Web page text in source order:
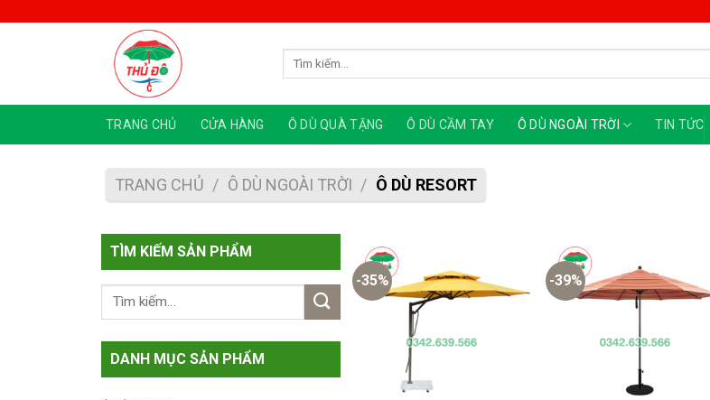
Tìm
TRANG CHỦ CỬA HÀNG Ô DÙ QUÀ TẶNG Ô DÙ CẦM TAY Ô DÙ NGOÀI TRỜI TIN TỨC
TRANG CHỦ / Ô DÙ NGOÀI TRỜI / Ô DÙ RESORT
TÌM KIẾM SẢN PHẨM
DANH MỤC SẢN PHẨM
-35% -39%